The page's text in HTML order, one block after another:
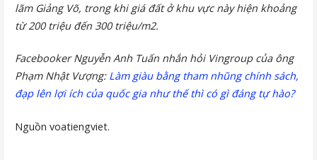
lãm Giảng Võ, trong khi giá đất ở khu vực này hiện khoảng
từ 200 triệu đến 300 triệu/m2.
Facebooker Nguyễn Anh Tuấn nhắn hỏi Vingroup của ông
Phạm Nhật Vượng: Làm giàu bằng tham nhũng chính sách,
đạp lên lợi ích của quốc gia như thế thì có gì đáng tự hào?
Nguồn voatiengviet.